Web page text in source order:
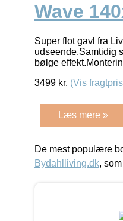
Wave
Super flot gavl fra
udseende.Samtidig
bølge
3499 kr. (Vis
Læs mere »
De mest populære
Bydahlliving.dk,